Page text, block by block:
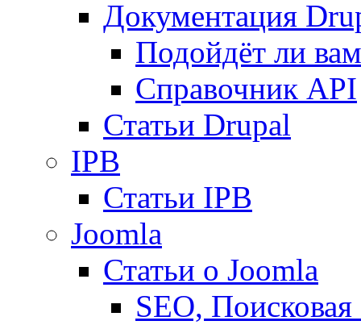
Документация
Подойдёт ли
Справочник API
Статьи Drupal
IPB
Статьи IPB
Joomla
Статьи о Joomla
SEO,